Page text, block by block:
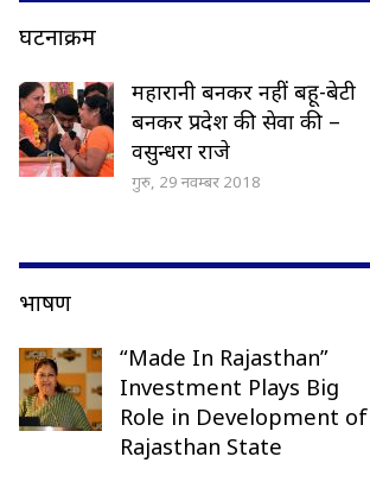
घटनाक्रम
महारानी बनकर नहीं बहू-बेटी
बनकर प्रदेश की सेवा की –
वसुन्धरा राजे
गुरु, 29 नवम्बर 2018
भाषण
“Made In Rajasthan”
Investment Plays Big
Role in Development of
Rajasthan State